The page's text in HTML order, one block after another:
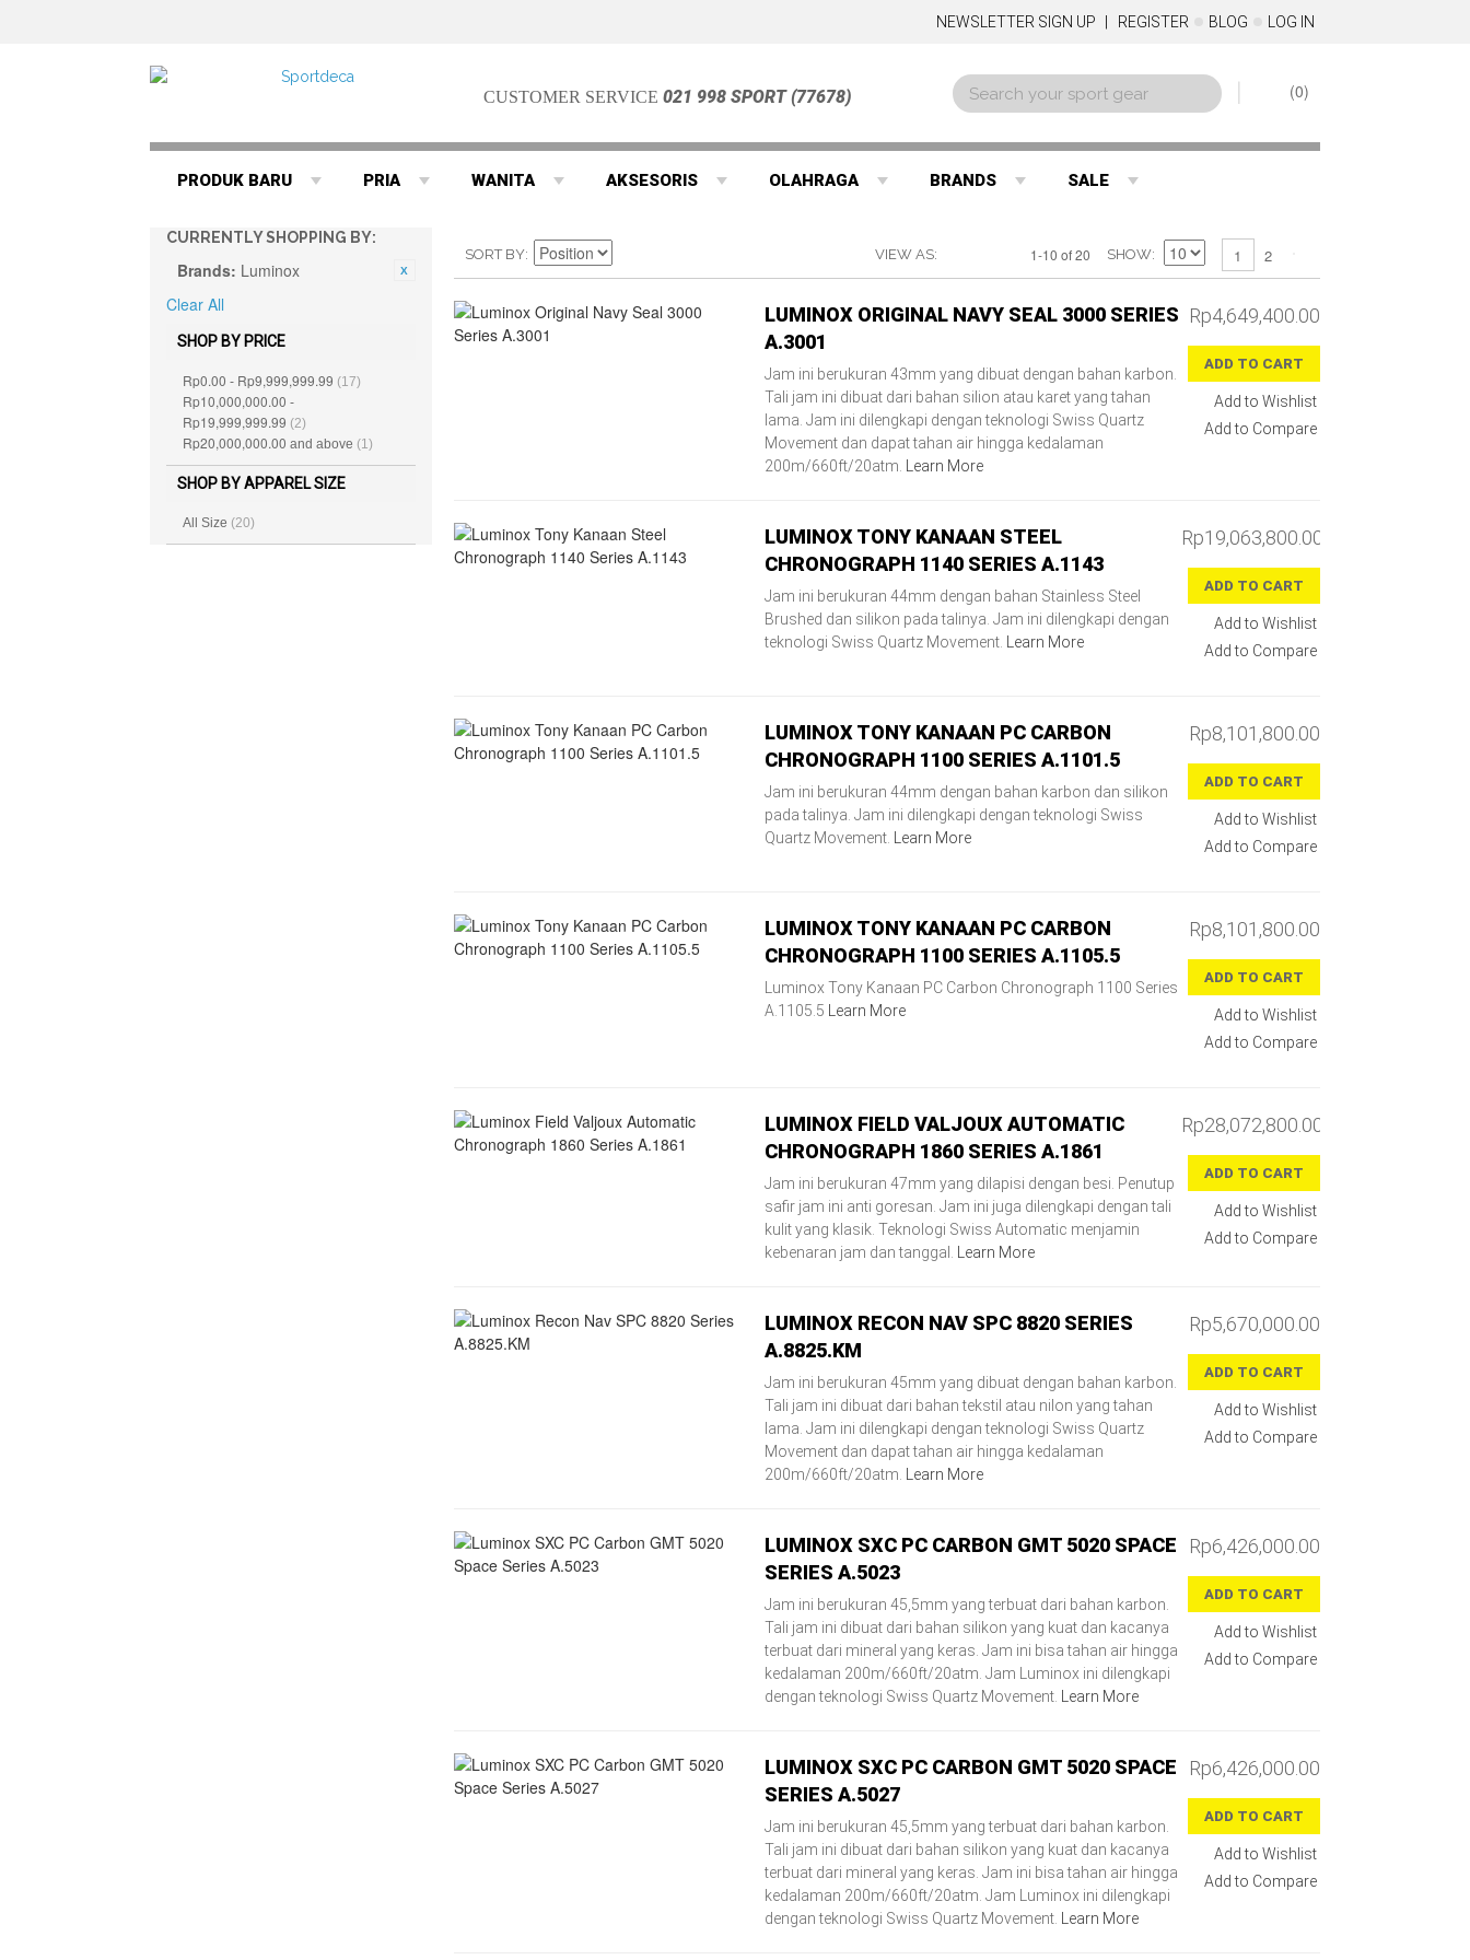
NEWSLETTER SIGN UP REGISTER BLOG LOG IN
CUSTOMER SERVICE021 998 SPORT (77678) 0
PRODUK BARU PRIA WANITA AKSESORIS OLAHRAGA BRANDS SALE
CURRENTLY SHOPPING BY:
Brands: Luminox
Clear All
SHOP BY PRICE
Rp0.00 - Rp9,999,999.99 (17)
Rp10,000,000.00 -
Rp19,999,999.99 (2)
Rp20,000,000.00 and above (1)
SHOP BY APPAREL SIZE
All Size (20)
SORT BY VIEW AS 1-10 of 20 SHOW 1 2
LUMINOX ORIGINAL NAVY SEAL 3000 SERIES
A.3001
Rp4,649,400.00
ADD TO CART
Add to Wishlist
Add to Compare
Jam ini berukuran 43mm yang dibuat dengan bahan karbon.
Tali jam ini dibuat dari bahan silion atau karet yang tahan
lama. Jam ini dilengkapi dengan teknologi Swiss Quartz
Movement dan dapat tahan air hingga kedalaman
200m/660ft/20atm.
Learn More
LUMINOX TONY KANAAN STEEL
CHRONOGRAPH 1140 SERIES A.1143
Rp19,063,800.00
ADD TO CART
Add to Wishlist
Add to Compare
Jam ini berukuran 44mm dengan bahan Stainless Steel
Brushed dan silikon pada talinya. Jam ini dilengkapi dengan
teknologi Swiss Quartz Movement.
Learn More
LUMINOX TONY KANAAN PC CARBON
CHRONOGRAPH 1100 SERIES A.1101.5
Rp8,101,800.00
ADD TO CART
Add to Wishlist
Add to Compare
Jam ini berukuran 44mm dengan bahan karbon dan silikon
pada talinya. Jam ini dilengkapi dengan teknologi Swiss
Quartz Movement.
Learn More
LUMINOX TONY KANAAN PC CARBON
CHRONOGRAPH 1100 SERIES A.1105.5
Rp8,101,800.00
ADD TO CART
Add to Wishlist
Add to Compare
Luminox Tony Kanaan PC Carbon Chronograph 1100 Series
A.1105.5
Learn More
LUMINOX FIELD VALJOUX AUTOMATIC
CHRONOGRAPH 1860 SERIES A.1861
Rp28,072,800.00
ADD TO CART
Add to Wishlist
Add to Compare
Jam ini berukuran 47mm yang dilapisi dengan besi. Penutup
safir jam ini anti goresan. Jam ini juga dilengkapi dengan tali
kulit yang klasik. Teknologi Swiss Automatic menjamin
kebenaran jam dan tanggal.
Learn More
LUMINOX RECON NAV SPC 8820 SERIES
A.8825.KM
Rp5,670,000.00
ADD TO CART
Add to Wishlist
Add to Compare
Jam ini berukuran 45mm yang dibuat dengan bahan karbon.
Tali jam ini dibuat dari bahan tekstil atau nilon yang tahan
lama. Jam ini dilengkapi dengan teknologi Swiss Quartz
Movement dan dapat tahan air hingga kedalaman
200m/660ft/20atm.
Learn More
LUMINOX SXC PC CARBON GMT 5020 SPACE
SERIES A.5023
Rp6,426,000.00
ADD TO CART
Add to Wishlist
Add to Compare
Jam ini berukuran 45,5mm yang terbuat dari bahan karbon.
Tali jam ini dibuat dari bahan silikon yang kuat dan kacanya
terbuat dari mineral yang keras. Jam ini bisa tahan air hingga
kedalaman 200m/660ft/20atm. Jam Luminox ini dilengkapi
dengan teknologi Swiss Quartz Movement.
Learn More
LUMINOX SXC PC CARBON GMT 5020 SPACE
SERIES A.5027
Rp6,426,000.00
ADD TO CART
Add to Wishlist
Add to Compare
Jam ini berukuran 45,5mm yang terbuat dari bahan karbon.
Tali jam ini dibuat dari bahan silikon yang kuat dan kacanya
terbuat dari mineral yang keras. Jam ini bisa tahan air hingga
kedalaman 200m/660ft/20atm. Jam Luminox ini dilengkapi
dengan teknologi Swiss Quartz Movement.
Learn More